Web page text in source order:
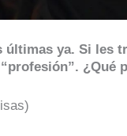
últimas ya. Si les
¿Qué